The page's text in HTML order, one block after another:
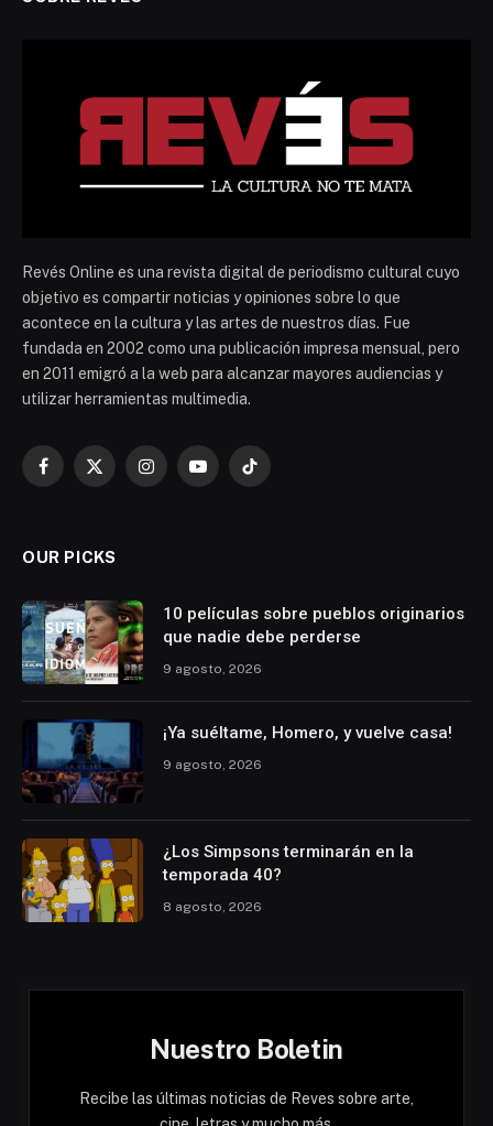
Revés Online es una revista digital de periodismo cultural cuyo
objetivo es compartir noticias y opiniones sobre lo que
acontece en la cultura y las artes de nuestros días. Fue
fundada en 2002 como una publicación impresa mensual, pero
en 2011 emigró a la web para alcanzar mayores audiencias y
utilizar herramientas multimedia.
Facebook
X
InstagramYouTubeTikTok
OUR PICKS
10 películas sobre pueblos originarios
que nadie debe perderse
9 agosto, 2026
¡Ya suéltame, Homero, y vuelve casa!
9 agosto, 2026
¿Los Simpsons terminarán en la
temporada 40?
8 agosto, 2026
Nuestro Boletin
Recibe las últimas noticias de Reves sobre arte,